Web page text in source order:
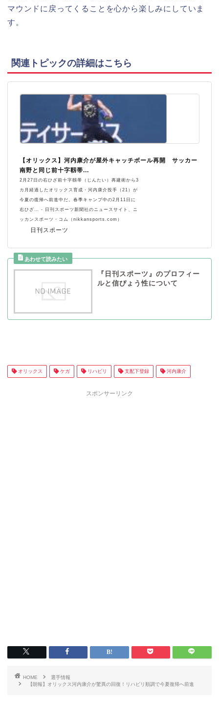
マウンドに戻ってくることを心から楽しみにしていま
す。
関連トピックの詳細はこちら
日刊スポーツ
【オリックス】河内康介が屋外キャッチボール再開 サッカー
南野と同じ前十字靱帯...
2月27日の右ひざ前十字靱帯（じんたい）再建術から3
カ月経過したオリックス育成・河内康介投手（21）が
今夏の復帰へ前進中だ。春季キャンプ中の2月11日に
右ひざ… - 日刊スポーツ新聞社のニュースサイト、ニ
ッカンスポーツ・コム（nikkansports.com）
『日刊スポーツ』のプロフィー
ルと信ぴょう性について
オリックス ケガ リハビリ 支配下登録 河内康介
スポンサーリンク
HOME
選手情報
【朗報】オリックス河内康介が驚異の回復！リハビリ順調で今夏復帰へ前進